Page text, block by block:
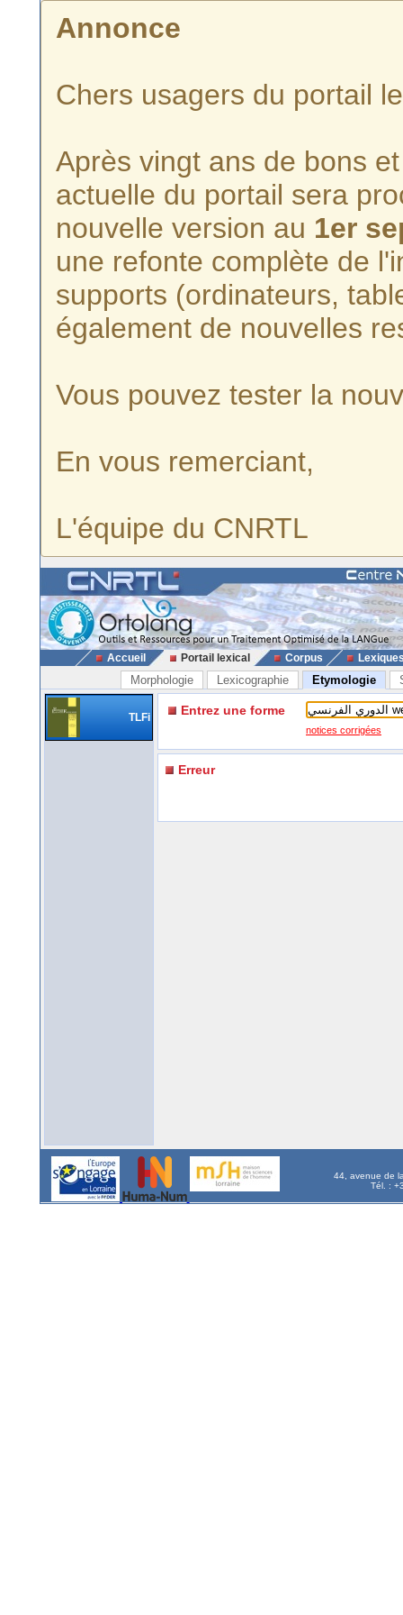
Annonce
Chers usagers du portail
Après vingt ans de bons
actuelle du portail sera
nouvelle version au 1er
une refonte complète de
supports (ordinateurs,
également de nouvelles
Vous pouvez tester la
En vous remerciant,
L'équipe du CNRTL
Accueil Portail lexical Corpus
Morphologie Lexicographie Etymologie
TLFi Entrez une forme
notices corrigées
Erreur
44, avenue de
Tél. :